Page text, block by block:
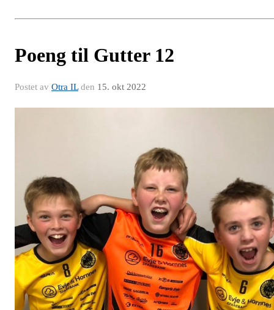
Poeng til Gutter 12
Postet av Otra ILden 15. okt 2022